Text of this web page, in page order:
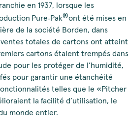
en 1937, lorsque les
Pure‑Pak®ont été mises en
de la société Borden, dans
ventes totales de cartons ont atteint
cartons étaient trempés dans
pour les protéger de l’humidité,
pour garantir une étanchéité
telles que le «Pitcher
la facilité d’utilisation, le
monde entier.